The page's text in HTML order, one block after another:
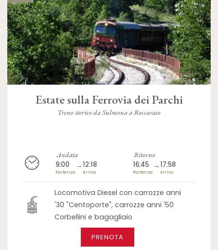
Estate sulla Ferrovia dei Parchi
Treno storico da Sulmona a Roccaraso
Andata
9:00
Partenza
→12:18
Arrivo
Ritorno
16:45
Partenza
→17:58
Arrivo
Locomotiva Diesel con carrozze anni
'30 "Centoporte", carrozze anni '50
Corbellini e bagagliaio
PRENOTA